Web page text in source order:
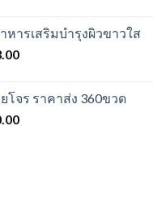
฿600.00.฿550.00.
หารเสริมบำรุงผิวขาวใส
โจร ราคาส่ง 360ขวด